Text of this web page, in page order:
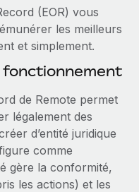
des
de partenariat
talents
(EOR) vous
les meilleurs
et simplement.
fonctionnement
de Remote permet
légalement des
d’entité juridique
comme
gère la conformité,
les actions) et les